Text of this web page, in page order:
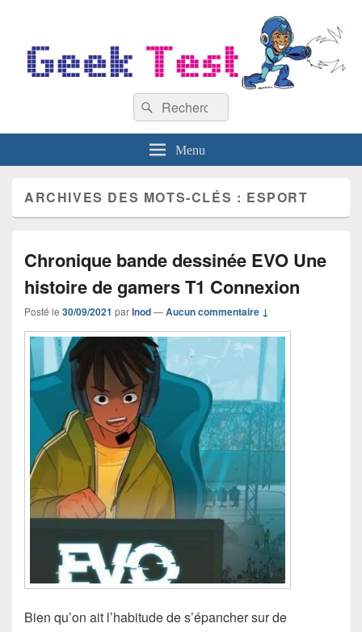
Recherche :
Rechercher
Menu
ARCHIVES DES MOTS-CLÉS : ESPORT
Chronique bande dessinée EVO Une
histoire de gamers T1 Connexion
Posté le 30/09/2021 parInod—Aucun commentaire ↓
Bien qu’on ait l’habitude de s’épancher sur de